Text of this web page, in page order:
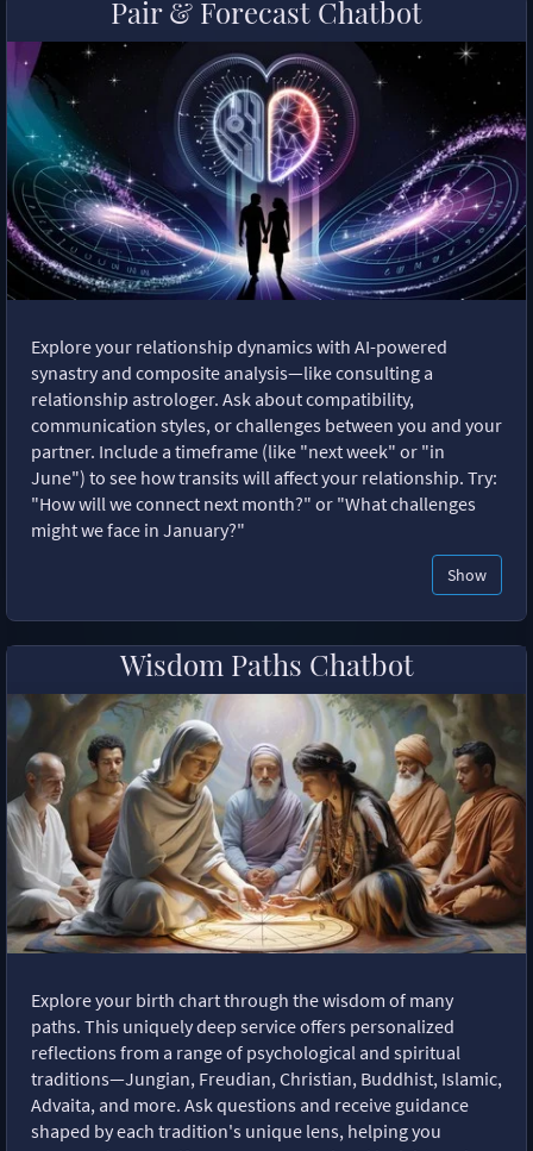
Pair & Forecast Chatbot
Explore your relationship dynamics with AI-powered
synastry and composite analysis—like consulting a
relationship astrologer. Ask about compatibility,
communication styles, or challenges between you and your
partner. Include a timeframe (like "next week" or "in
June") to see how transits will affect your relationship. Try:
"How will we connect next month?" or "What challenges
might we face in January?"
Show
Wisdom Paths Chatbot
Explore your birth chart through the wisdom of many
paths. This uniquely deep service offers personalized
reflections from a range of psychological and spiritual
traditions—Jungian, Freudian, Christian, Buddhist, Islamic,
Advaita, and more. Ask questions and receive guidance
shaped by each tradition's unique lens, helping you